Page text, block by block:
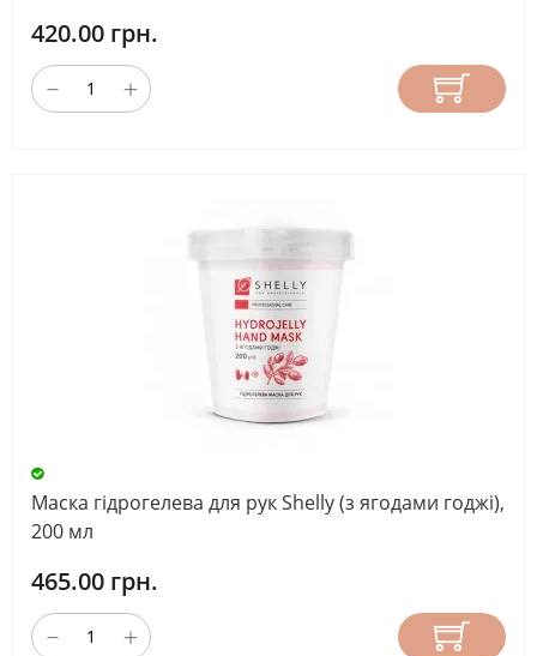
420.00 грн.
Маска гідрогелева для рук Shelly (з ягодами годжі),
200 мл
465.00 грн.